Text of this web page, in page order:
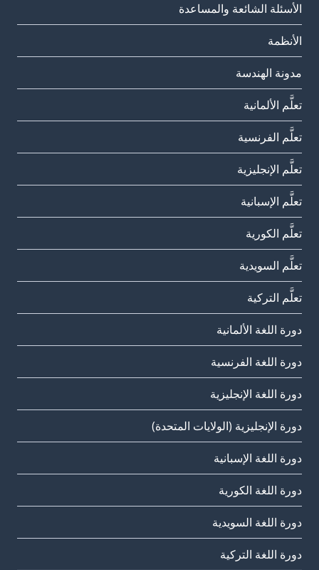
الأسئلة الشائعة والمساعدة
الأنظمة
مدونة الهندسة
تعلَّم الألمانية
تعلَّم الفرنسية
تعلَّم الإنجليزية
تعلَّم الإسبانية
تعلَّم الكورية
تعلَّم السويدية
تعلَّم التركية
دورة اللغة الألمانية
دورة اللغة الفرنسية
دورة اللغة الإنجليزية
دورة الإنجليزية (الولايات المتحدة)
دورة اللغة الإسبانية
دورة اللغة الكورية
دورة اللغة السويدية
دورة اللغة التركية